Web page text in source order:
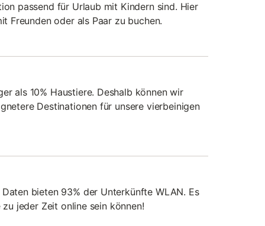
passend für Urlaub mit Kindern sind. Hier
Freunden oder als Paar zu buchen.
als 10% Haustiere. Deshalb können wir
Destinationen für unsere vierbeinigen
bieten 93% der Unterkünfte WLAN. Es
jeder Zeit online sein können!